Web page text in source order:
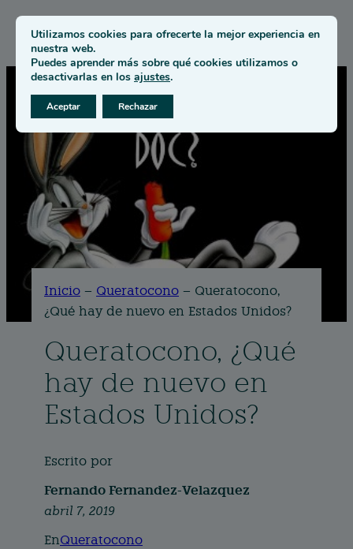
Inicio – Queratocono – Queratocono,
¿Qué hay de nuevo en Estados Unidos?
Queratocono, ¿Qué
hay de nuevo en
Estados Unidos?
Escrito por
Fernando Fernandez-Velazquez
abril 7, 2019
EnQueratocono
Utilizamos cookies para ofrecerte la mejor experiencia en
nuestra web.
Puedes aprender más sobre qué cookies utilizamos o
desactivarlas en los ajustes.
Aceptar Rechazar